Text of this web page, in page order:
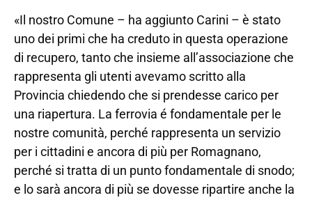
«Il nostro Comune – ha aggiunto Carini – è stato
uno dei primi che ha creduto in questa operazione
di recupero, tanto che insieme all’associazione che
rappresenta gli utenti avevamo scritto alla
Provincia chiedendo che si prendesse carico per
una riapertura. La ferrovia é fondamentale per le
nostre comunità, perché rappresenta un servizio
per i cittadini e ancora di più per Romagnano,
perché si tratta di un punto fondamentale di snodo;
e lo sarà ancora di più se dovesse ripartire anche la